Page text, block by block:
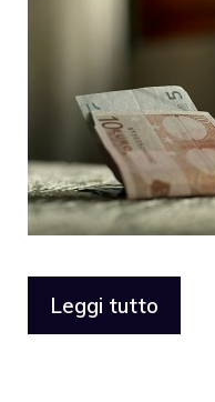
Leggi tutto